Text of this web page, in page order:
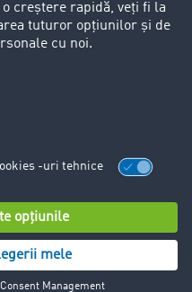
drepturile rezervate